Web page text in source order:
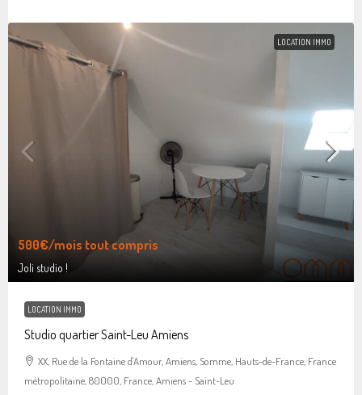
LOCATION IMMO
500€/mois tout compris
Joli studio !
LOCATION IMMO
Studio quartier Saint-Leu Amiens
XX, Rue de la Fontaine d'Amour, Amiens, Somme, Hauts-de-France, France
métropolitaine, 80000, France, Amiens - Saint-Leu